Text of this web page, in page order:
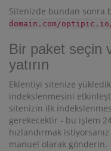
Sitenizde bundan sonra
domain.com/
Bir paket seçin
yatırın
Eklentiyi sitenize
indekslenmesini
sitenizin ilk
gerekecektir - bu işlem
hızlandırmak
manuel olarak gönderin.